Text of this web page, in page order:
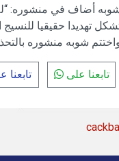
أضاف في منشوره:
تهديدا حقيقيا للنسيج
شوبه منشوره
تابعنا على تابعنا